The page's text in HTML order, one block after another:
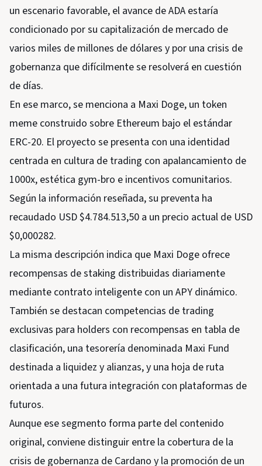
un escenario favorable, el avance de ADA estaría
condicionado por su capitalización de mercado de
varios miles de millones de dólares y por una crisis de
gobernanza que difícilmente se resolverá en cuestión
de días.
En ese marco, se menciona a Maxi Doge, un token
meme construido sobre Ethereum bajo el estándar
ERC-20. El proyecto se presenta con una identidad
centrada en cultura de trading con apalancamiento de
1000x, estética gym-bro e incentivos comunitarios.
Según la información reseñada, su preventa ha
recaudado USD $4.784.513,50 a un precio actual de USD
$0,000282.
La misma descripción indica que Maxi Doge ofrece
recompensas de staking distribuidas diariamente
mediante contrato inteligente con un APY dinámico.
También se destacan competencias de trading
exclusivas para holders con recompensas en tabla de
clasificación, una tesorería denominada Maxi Fund
destinada a liquidez y alianzas, y una hoja de ruta
orientada a una futura integración con plataformas de
futuros.
Aunque ese segmento forma parte del contenido
original, conviene distinguir entre la cobertura de la
crisis de gobernanza de Cardano y la promoción de un